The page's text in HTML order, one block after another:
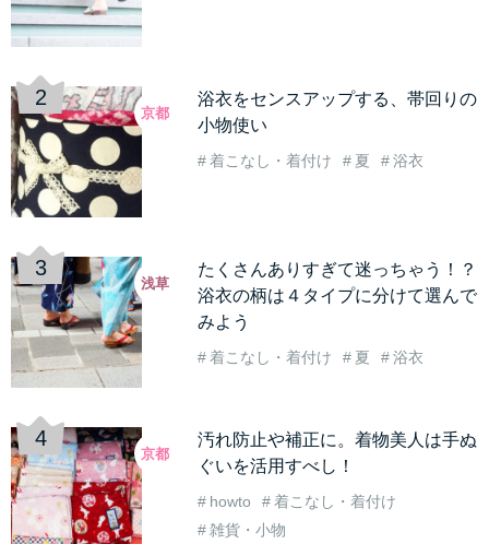
浴衣をセンスアップする、帯回りの
小物使い
着こなし・着付け 夏 浴衣
京都
たくさんありすぎて迷っちゃう！？
浴衣の柄は４タイプに分けて選んで
みよう
着こなし・着付け 夏 浴衣
浅草
汚れ防止や補正に。着物美人は手ぬ
ぐいを活用すべし！
howto
着こなし・着付け
雑貨・小物
京都